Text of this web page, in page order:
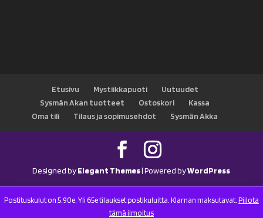
Postituskulut on 5.90e. Yli 65e tilaukset postikuluitta. Klarnan maksutavat. Piilota
tämä ilmoitus
Etusivu Mystiikkapuoti
Uutuudet
Sysmän Akan tuotteet
Ostoskori
Kassa
Oma tili
Tilaus ja sopimusehdot Sysmän Akka
Designed byElegant Themes| Powered byWordPress